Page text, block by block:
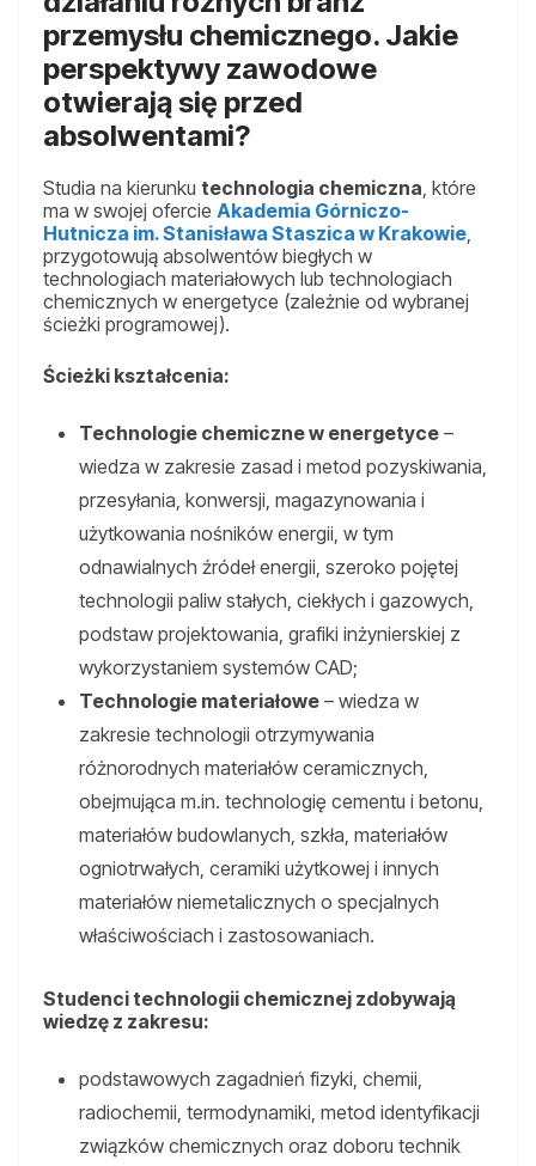
przemysłu chemicznego. Jakie
perspektywy zawodowe
otwierają się przed
absolwentami?
Studia na kierunku technologia chemiczna, które
ma w swojej ofercie Akademia Górniczo-
Hutnicza im. Stanisława Staszica w Krakowie,
przygotowują absolwentów biegłych w
technologiach materiałowych lub technologiach
chemicznych w energetyce (zależnie od wybranej
ścieżki programowej).
Ścieżki kształcenia:
Technologie chemiczne w energetyce –
wiedza w zakresie zasad i metod pozyskiwania,
przesyłania, konwersji, magazynowania i
użytkowania nośników energii, w tym
odnawialnych źródeł energii, szeroko pojętej
technologii paliw stałych, ciekłych i gazowych,
podstaw projektowania, grafiki inżynierskiej z
wykorzystaniem systemów CAD;
Technologie materiałowe – wiedza w
zakresie technologii otrzymywania
różnorodnych materiałów ceramicznych,
obejmująca m.in. technologię cementu i betonu,
materiałów budowlanych, szkła, materiałów
ogniotrwałych, ceramiki użytkowej i innych
materiałów niemetalicznych o specjalnych
właściwościach i zastosowaniach.
Studenci technologii chemicznej zdobywają
wiedzę z zakresu:
podstawowych zagadnień fizyki, chemii,
radiochemii, termodynamiki, metod identyfikacji
związków chemicznych oraz doboru technik